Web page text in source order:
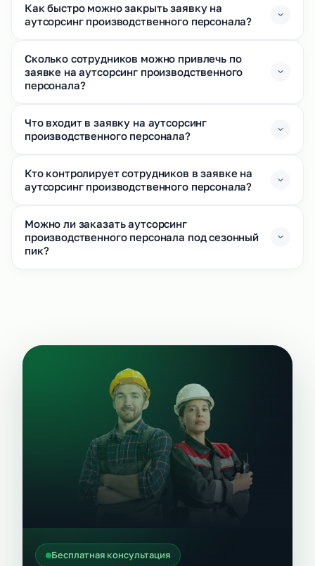
Как быстро можно закрыть заявку на
аутсорсинг производственного персонала?
Сколько сотрудников можно привлечь по
заявке на аутсорсинг производственного
персонала?
Что входит в заявку на аутсорсинг
производственного персонала?
Кто контролирует сотрудников в заявке на
аутсорсинг производственного персонала?
Можно ли заказать аутсорсинг
производственного персонала под сезонный
пик?
Бесплатная консультация